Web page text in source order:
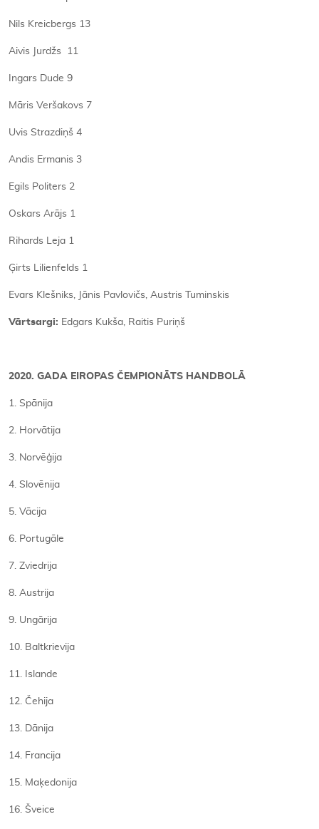
Nils Kreicbergs 13
Aivis Jurdžs 11
Ingars Dude 9
Māris Veršakovs 7
Uvis Strazdiņš 4
Andis Ermanis 3
Egils Politers 2
Oskars Arājs 1
Rihards Leja 1
Ģirts Lilienfelds 1
Evars Klešniks, Jānis Pavlovičs, Austris Tuminskis
Vārtsargi: Edgars Kukša, Raitis Puriņš
2020. GADA EIROPAS ČEMPIONĀTS HANDBOLĀ
1. Spānija
2. Horvātija
3. Norvēģija
4. Slovēnija
5. Vācija
6. Portugāle
7. Zviedrija
8. Austrija
9. Ungārija
10. Baltkrievija
11. Islande
12. Čehija
13. Dānija
14. Francija
15. Maķedonija
16. Šveice